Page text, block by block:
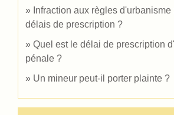
Infraction aux règles
délais de prescription ?
Quel est le délai de prescription
pénale ?
Un mineur peut-il porter plainte ?